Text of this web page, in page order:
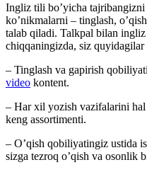
Ingliz tili bo’yicha
ko’nikmalarni – tinglash,
talab qiladi. Talkpal bilan
chiqqaningizda, siz quyidagilar
– Tinglash va gapirish
video kontent.
– Har xil yozish vazifalarini
keng assortimenti.
– O’qish qobiliyatingiz ustida
sizga tezroq o’qish va osonlik